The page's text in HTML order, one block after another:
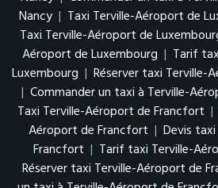
Nancy | Taxi Terville-Aéroport de
Taxi Terville-Aéroport de
Aéroport de Luxembourg | Tarif
Luxembourg | Réserver taxi Terville-
| Commander un taxi à Terville-
Taxi Terville-Aéroport de Francfort |
Aéroport de Francfort | Devis
Francfort | Tarif taxi Terville-
Réserver taxi Terville-Aéroport de